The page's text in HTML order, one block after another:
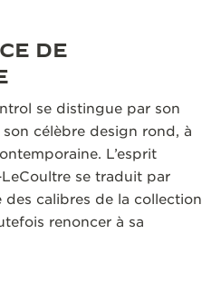
DE
se distingue par son
célèbre design rond, à
L’esprit
se traduit par
des calibres de la collection
renoncer à sa